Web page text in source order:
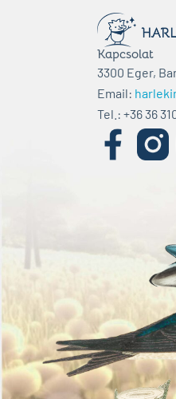
Kapcsolat
3300 Eger,
Email:
Tel.: +36 36